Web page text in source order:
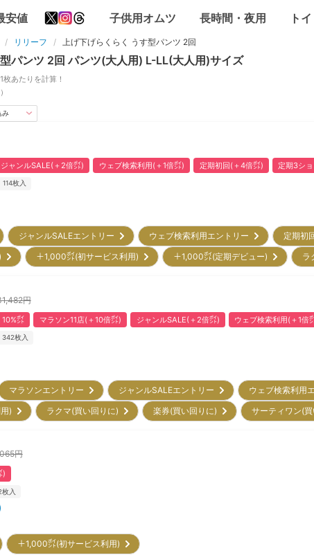
安値 子供用オムツ 長時間・夜用 ト
リリーフ 上げ下げらくらく うす型パンツ 2回
パンツ 2回 パンツ(大人用) L-LL(大人用)サイズ
枚あたりを計算！
み
ジャンルSALE(＋2倍㌽) ウェブ検索利用(＋1倍㌽) 定期初回(＋4倍㌽) 定期3シ
114枚入
ジャンルSALEエントリー ウェブ検索利用エントリー 定期初
)
＋1,000㌽(初サービス利用) ＋1,000㌽(定期デビュー) ラ
円
㌽ マラソン11店(＋10倍㌽) ジャンルSALE(＋2倍㌽) ウェブ検索利用(＋1倍
342枚入
マラソンエントリー ジャンルSALEエントリー ウェブ検索利用
用)
ラクマ(買い回りに) 楽券(買い回りに) サーティワン(
円
)
枚入
＋1,000㌽(初サービス利用)